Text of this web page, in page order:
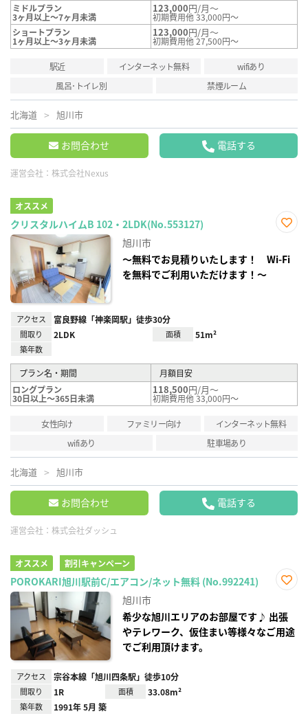
ミドルプラン
3ヶ月以上～7ヶ月未満
123,000円/月～
初期費用他 33,000円～
ショートプラン
1ヶ月以上～3ヶ月未満
123,000円/月～
初期費用他 27,500円～
駅近 インターネット無料
wifiあり
風呂･トイレ別
禁煙ルーム
北海道 旭川市
お問合わせ 電話する
運営会社： 株式会社Nexus
オススメ
クリスタルハイムB 102・2LDK(No.553127)
り登
録
旭川市
～無料でお見積りいたします！ Wi-Fi
を無料でご利用いただけます！～
アクセス 富良野線「神楽岡駅」徒歩30分
間取り 2LDK 面積 51m²
築年数
プラン名・期間
月額目安
ロングプラン
30日以上～365日未満
118,500円/月～
初期費用他 33,000円～
女性向け ファミリー向け
インターネット無料
wifiあり
駐車場あり
北海道 旭川市
お問合わせ 電話する
運営会社： 株式会社ダッシュ
オススメ 割引キャンペーン
POROKARI旭川駅前C/エアコン/ネット無料 (No.992241)
り登
録
旭川市
希少な旭川エリアのお部屋です♪ 出張
やテレワーク、仮住まい等様々なご用途
でご利用頂けます。
アクセス 宗谷本線「旭川四条駅」徒歩10分
間取り 1R 面積 33.08m²
築年数 1991年 5月 築